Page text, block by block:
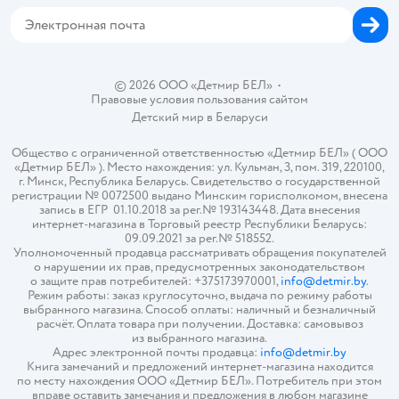
© 2026 ООО «Детмир БЕЛ»•
Правовые условия пользования сайтом
Детский мир в Беларуси
Общество с ограниченной ответственностью «Детмир БЕЛ» ( ООО
«Детмир БЕЛ» ). Место нахождения: ул. Кульман, 3, пом. 319, 220100,
г. Минск, Республика Беларусь. Свидетельство о государственной
регистрации № 0072500 выдано Минским горисполкомом, внесена
запись в ЕГР 01.10.2018 за рег.№ 193143448. Дата внесения
интернет-магазина в Торговый реестр Республики Беларусь:
09.09.2021 за рег.№ 518552.
Уполномоченный продавца рассматривать обращения покупателей
о нарушении их прав, предусмотренных законодательством
о защите прав потребителей: +375173970001,info@detmir.by.
Режим работы: заказ круглосуточно, выдача по режиму работы
выбранного магазина. Способ оплаты: наличный и безналичный
расчёт. Оплата товара при получении. Доставка: самовывоз
из выбранного магазина.
Адрес электронной почты продавца: info@detmir.by
Книга замечаний и предложений интернет-магазина находится
по месту нахождения ООО «Детмир БЕЛ». Потребитель при этом
вправе оставить замечания и предложения в любом магазине